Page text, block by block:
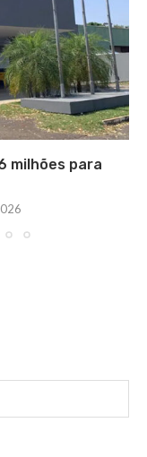
milhões para